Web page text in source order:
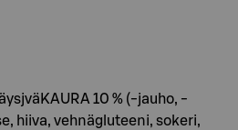
10 % (-jauho, -
hiiva, vehnägluteeni, sokeri,